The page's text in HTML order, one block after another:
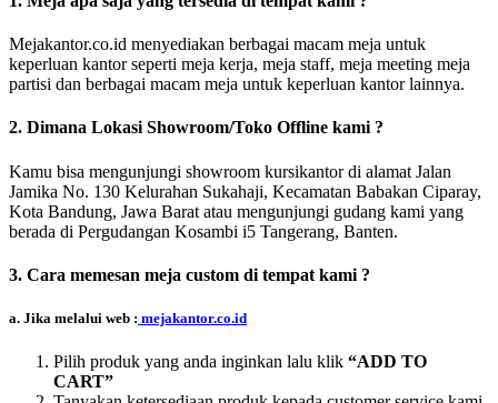
Mejakantor.co.id menyediakan berbagai macam meja untuk
keperluan kantor seperti meja kerja, meja staff, meja meeting meja
partisi dan berbagai macam meja untuk keperluan kantor lainnya.
2. Dimana Lokasi Showroom/Toko Offline kami ?
Kamu bisa mengunjungi showroom kursikantor di alamat Jalan
Jamika No. 130 Kelurahan Sukahaji, Kecamatan Babakan Ciparay,
Kota Bandung, Jawa Barat atau mengunjungi gudang kami yang
berada di Pergudangan Kosambi i5 Tangerang, Banten.
3. Cara memesan meja custom di tempat kami ?
a. Jika melalui web : mejakantor.co.id
Pilih produk yang anda inginkan lalu klik “ADD TO
CART”